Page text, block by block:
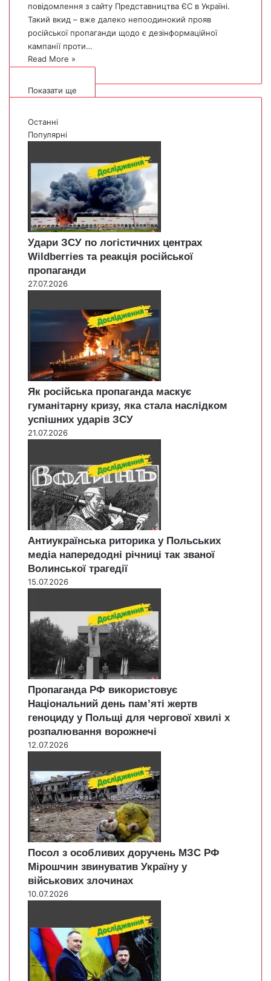
повідомлення з сайту Представництва ЄС в Україні.
Такий вкид – вже далеко непоодинокий прояв
російської пропаганди щодо є дезінформаційної
кампанії проти…
Read More »
Показати ще
Останні
Популярні
Удари ЗСУ по логістичних центрах
Wildberries та реакція російської
пропаганди
27.07.2026
Як російська пропаганда маскує
гуманітарну кризу, яка стала наслідком
успішних ударів ЗСУ
21.07.2026
Антиукраїнська риторика у Польських
медіа напередодні річниці так званої
Волинської трагедії
15.07.2026
Пропаганда РФ використовує
Національний день пам’яті жертв
геноциду у Польщі для чергової хвилі х
розпалювання ворожнечі
12.07.2026
Посол з особливих доручень МЗС РФ
Мірошчин звинуватив Україну у
військових злочинах
10.07.2026